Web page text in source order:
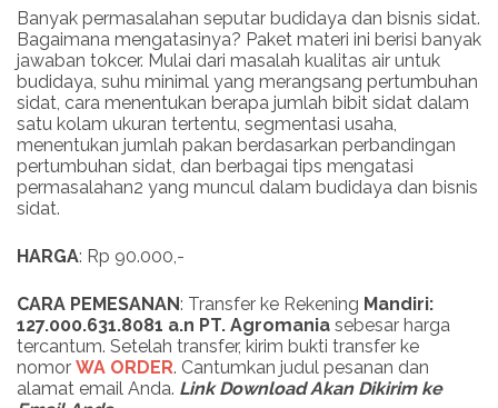
Banyak permasalahan seputar budidaya dan bisnis sidat.
Bagaimana mengatasinya? Paket materi ini berisi banyak
jawaban tokcer. Mulai dari masalah kualitas air untuk
budidaya, suhu minimal yang merangsang pertumbuhan
sidat, cara menentukan berapa jumlah bibit sidat dalam
satu kolam ukuran tertentu, segmentasi usaha,
menentukan jumlah pakan berdasarkan perbandingan
pertumbuhan sidat, dan berbagai tips mengatasi
permasalahan2 yang muncul dalam budidaya dan bisnis
sidat.
HARGA: Rp 90.000,-
CARA PEMESANAN: Transfer ke Rekening Mandiri:
127.000.631.8081 a.n PT. Agromania sebesar harga
tercantum. Setelah transfer, kirim bukti transfer ke
nomor WA ORDER. Cantumkan judul pesanan dan
alamat email Anda. Link Download Akan Dikirim ke